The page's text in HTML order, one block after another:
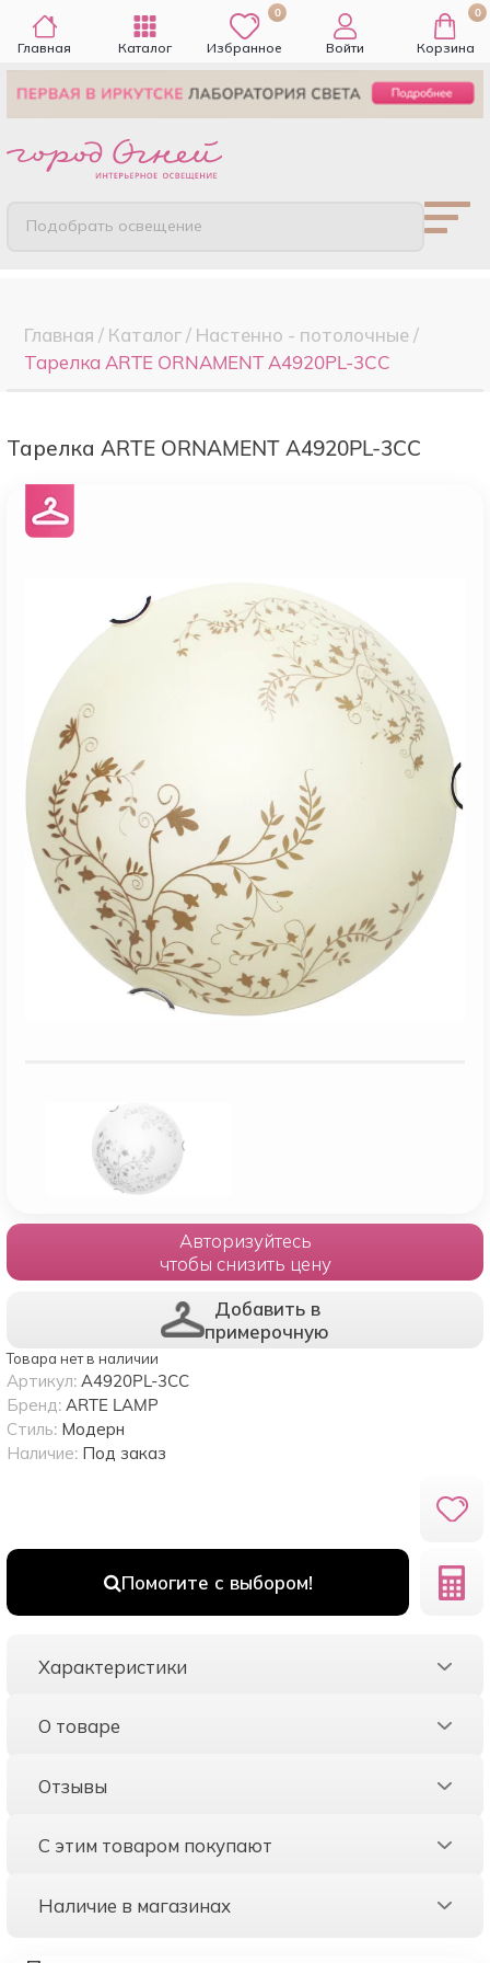
Главная Каталог
0
Избранное Войти
0
Корзина
Подобрать освещение
Главная / Каталог/ Настенно - потолочные/
Тарелка ARTE ORNAMENT A4920PL-3CC
Тарелка ARTE ORNAMENT A4920PL-3CC
Авторизуйтесь
чтобы снизить цену
Добавить в
примерочную
Товара нет в наличии
Помогите с выбором!
Артикул: A4920PL-3CC
Бренд: ARTE LAMP
Стиль: Модерн
Наличие: Под заказ
Характеристики
О товаре
Отзывы
С этим товаром покупают
Наличие в магазинах